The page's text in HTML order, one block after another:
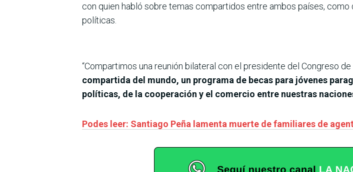
con quien habló sobre temas compartidos entre ambos países,
políticas.
“Compartimos una reunión bilateral con el presidente del Congreso
compartida del mundo, un programa de becas para jóvenes
políticas, de la cooperación y el comercio entre nuestras
Podes leer: Santiago Peña lamenta muerte de familiares de